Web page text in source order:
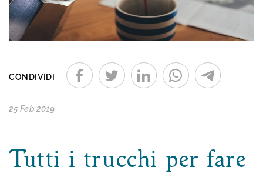
CONDIVIDI
25 Feb 2019
Tutti i trucchi per fare